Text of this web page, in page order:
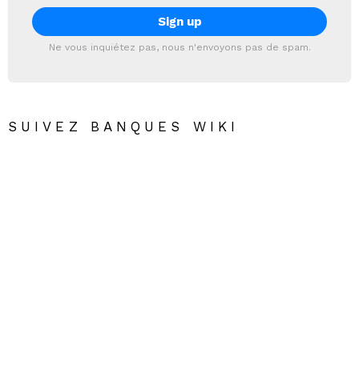
Ne vous inquiétez pas, nous n'envoyons pas de spam.
SUIVEZ BANQUES WIKI